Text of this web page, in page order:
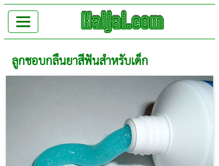
ลูกชอบกลืนยาสีฟันสำหรับเด็ก